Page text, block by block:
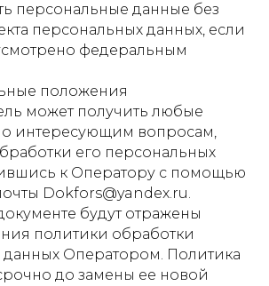
персональные данные без
персональных данных, если
федеральным
положения
может получить любые
интересующим вопросам,
его персональных
к Оператору с помощью
Dokfors@yandex.ru.
будут отражены
политики обработки
данных Оператором. Политика
до замены ее новой